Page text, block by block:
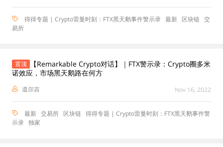
得得专题 | Crypto雷曼时刻：FTX黑天鹅事件警示录 最新 区块链 交
易所
置顶
【Remarkable Crypto对话】｜FTX警示录：Crypto圈多米
诺效应，市场黑天鹅路在何方
道尔吉 Nov 16, 2022
最新 交易所 区块链 得得专题 | Crypto雷曼时刻：FTX黑天鹅事件警
示录 独家